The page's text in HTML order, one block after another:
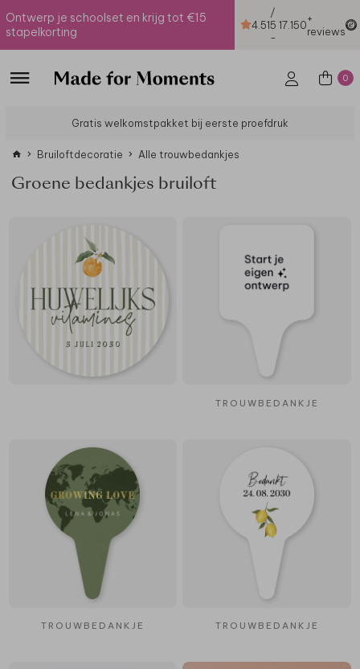
Ontwerp je schoolset en krijg tot €15
stapelkorting
4.51
/
5
-
17.150+
reviews
0
Gratis welkomstpakket bij eerste proefdruk
Bruiloftdecoratie Alle trouwbedankjes
Groene bedankjes bruiloft
TROUWBEDANKJE
TROUWBEDANKJE TROUWBEDANKJE